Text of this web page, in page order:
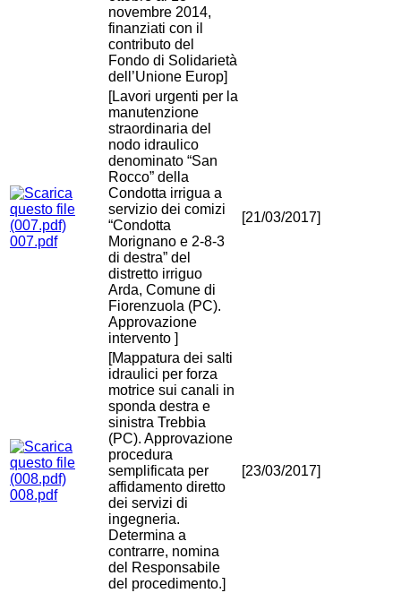
novembre 2014,
finanziati con il
contributo del
Fondo di Solidarietà
dell’Unione Europ]
007.pdf
[Lavori urgenti per la
manutenzione
straordinaria del
nodo idraulico
denominato “San
Rocco” della
Condotta irrigua a
servizio dei comizi
“Condotta
Morignano e 2-8-3
di destra” del
distretto irriguo
Arda, Comune di
Fiorenzuola (PC).
Approvazione
intervento ]
[21/03/2017]
008.pdf
[Mappatura dei salti
idraulici per forza
motrice sui canali in
sponda destra e
sinistra Trebbia
(PC). Approvazione
procedura
semplificata per
affidamento diretto
dei servizi di
ingegneria.
Determina a
contrarre, nomina
del Responsabile
del procedimento.]
[23/03/2017]